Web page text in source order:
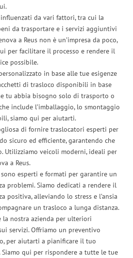
da vari fattori, tra cui la
da trasportare e i servizi aggiuntivi
a Reus non è un’impresa da poco,
per facilitare il processo e rendere il
possibile.
in base alle tue esigenze
di trasloco disponibili in base
tu abbia bisogno solo di trasporto o
include l’imballaggio, lo smontaggio
siamo qui per aiutarti.
di fornire traslocatori esperti per
sicuro ed efficiente, garantendo che
Utilizziamo veicoli moderni, ideali per
a Reus.
esperti e formati per garantire un
problemi. Siamo dedicati a rendere il
positiva, alleviando lo stress e l’ansia
un trasloco a lunga distanza.
nostra azienda per ulteriori
servizi. Offriamo un preventivo
per aiutarti a pianificare il tuo
qui per rispondere a tutte le tue